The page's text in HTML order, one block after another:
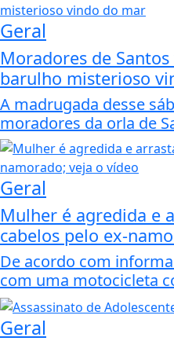
Geral
Moradores de
barulho misterioso
A madrugada desse
moradores da orla de
Geral
Mulher é agredida e
cabelos pelo ex-
De acordo com
com uma motocicleta
Geral